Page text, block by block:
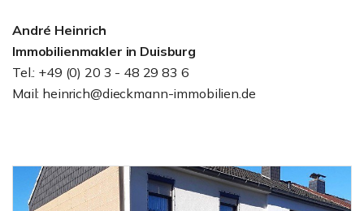
André Heinrich
Immobilienmakler in Duisburg
Tel.: +49 (0) 20 3 - 48 29 83 6
Mail: heinrich@dieckmann-immobilien.de